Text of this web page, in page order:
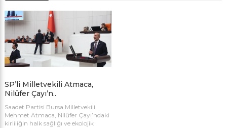
SP’li Milletvekili Atmaca,
Nilüfer Çayı’n..
Saadet Partisi Bursa Milletvekili
Mehmet Atmaca, Nilüfer Çayı’ndaki
kirliliğin halk sağlığı ve ekolojik